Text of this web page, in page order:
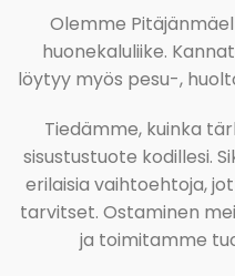
Olemme
huonekaluliike.
löytyy myös pesu-,
Tiedämme, kuinka
sisustustuote kodillesi.
erilaisia vaihtoehtoja,
tarvitset. Ostaminen
ja toimitamme